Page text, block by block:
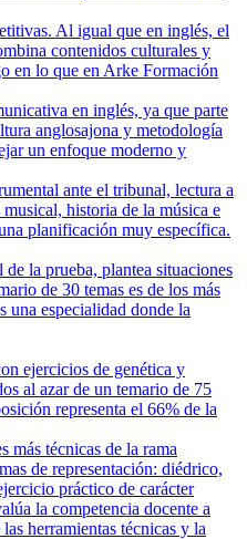
Al igual que en inglés, el
contenidos culturales y
en lo que en Arke Formación
en inglés, ya que parte
anglosajona y metodología
un enfoque moderno y
ante el tribunal, lectura a
historia de la música e
planificación muy específica.
la prueba, plantea situaciones
de 30 temas es de los más
una especialidad donde la
ejercicios de genética y
al azar de un temario de 75
representa el 66% de la
más técnicas de la rama
de representación: diédrico,
práctico de carácter
la competencia docente a
herramientas técnicas y la